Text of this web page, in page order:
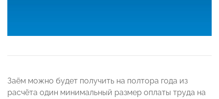
Заём можно будет получить на полтора года из
расчёта один минимальный размер оплаты труда на